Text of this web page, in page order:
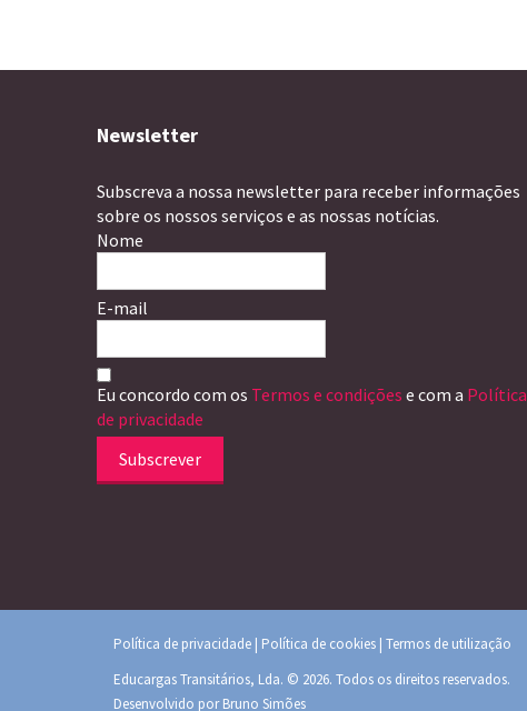
Newsletter
Subscreva a nossa newsletter para receber informações
sobre os nossos serviços e as nossas notícias.
Nome
E-mail
Eu concordo com os Termos e condições e com a Política
de privacidade
Subscrever
Política de privacidade | Política de cookies | Termos de utilização
Educargas Transitários, Lda. © 2026. Todos os direitos reservados.
Desenvolvido porBruno Simões